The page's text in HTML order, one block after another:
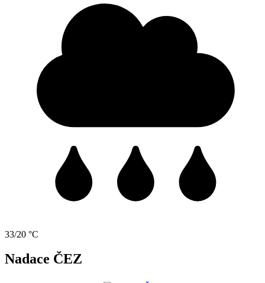
33/20 °C
Nadace ČEZ